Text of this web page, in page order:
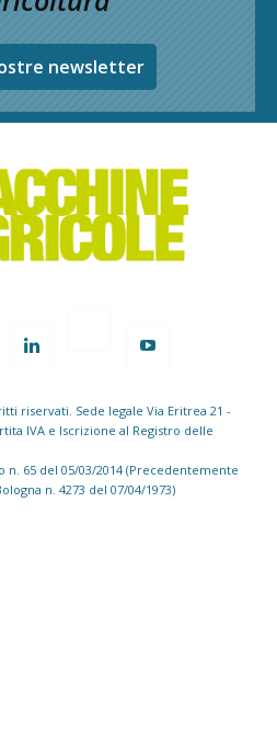
newsletter
riservati. Sede legale Via Eritrea 21 -
IVA e Iscrizione al Registro delle
n. 65 del 05/03/2014 (Precedentemente
n. 4273 del 07/04/1973)